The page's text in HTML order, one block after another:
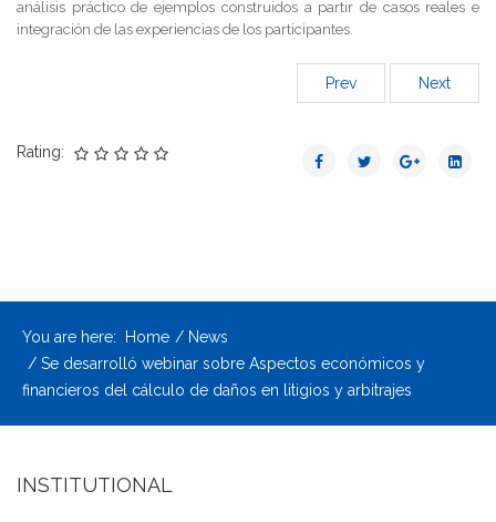
análisis práctico de ejemplos construidos a partir de casos reales e
integración de las experiencias de los participantes.
Prev Next
Rating:
You are here: Home
News
Se desarrolló webinar sobre Aspectos económicos y
financieros del cálculo de daños en litigios y arbitrajes
INSTITUTIONAL